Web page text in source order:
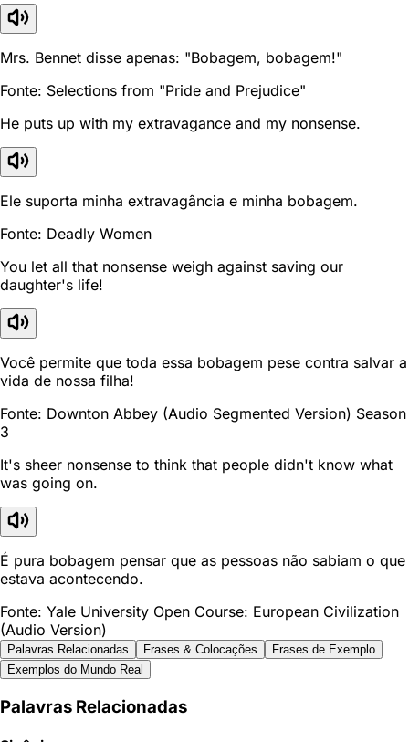
Mrs. Bennet disse apenas: "Bobagem, bobagem!"
Fonte: Selections from "Pride and Prejudice"
He puts up with my extravagance and my nonsense.
Ele suporta minha extravagância e minha bobagem.
Fonte: Deadly Women
You let all that nonsense weigh against saving our
daughter's life!
Você permite que toda essa bobagem pese contra salvar a
vida de nossa filha!
Fonte: Downton Abbey (Audio Segmented Version) Season
3
It's sheer nonsense to think that people didn't know what
was going on.
É pura bobagem pensar que as pessoas não sabiam o que
estava acontecendo.
Fonte: Yale University Open Course: European Civilization
(Audio Version)
Palavras Relacionadas Frases & Colocações
Frases de Exemplo
Exemplos do Mundo Real
Palavras Relacionadas